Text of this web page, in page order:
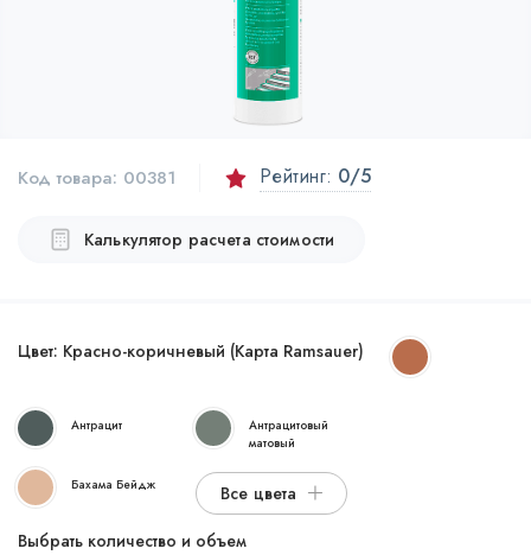
Код товара: 00381 Рейтинг: 0/5
Калькулятор расчета стоимости
Цвет: Красно-коричневый (Карта Ramsauer)
Антрацит
Антрацитовый
матовый
Бахама Бейдж
Все цвета
Выбрать количество и объем